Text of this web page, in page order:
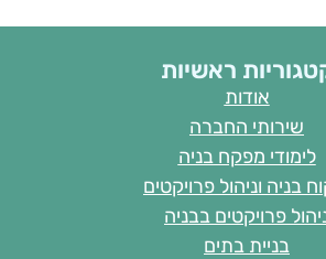
ראשיות
אודות
שירותי החברה
לימודי מפקח בניה
בניה וניהול פרויקטים
פרויקטים בבניה
בניית בתים